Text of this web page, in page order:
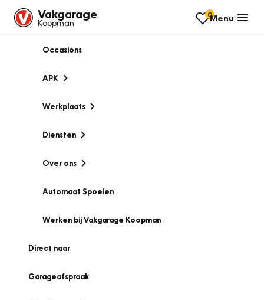
Vakgarage
Koopman
0Menu
Occasions
APK
Werkplaats
Diensten
Over ons
Automaat Spoelen
Werken bij Vakgarage Koopman
Direct naar
Garageafspraak